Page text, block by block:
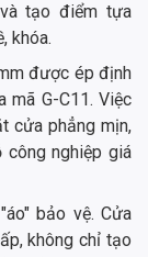
tạo điểm tựa
khóa.
được ép định
mã G-C11. Việc
cửa phẳng mịn,
nghiệp giá
bảo vệ. Cửa
không chỉ tạo